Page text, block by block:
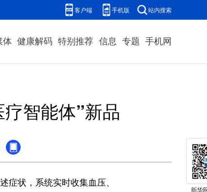
客户端 手机版 站内搜索
体 健康解码 特别推荐 信息 专题 手机网
智能体”新品
状，系统实时收集血压、